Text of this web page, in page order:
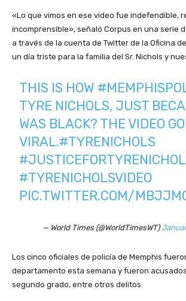
«Lo que vimos en ese video fue indefendible,
incomprensible», señaló Corpus en una serie
a través de la cuenta de Twitter de la Oficina
un día triste para la familia del Sr. Nichols y
THIS IS HOW
TYRE NICHOLS, JUST
WAS BLACK? THE VIDEO
VIRAL.#TYRENICHOLS
#TYRENICHOLSVIDEO
PIC.TWITTER.COM/
— World Times (@WorldTimesWT)
Los cinco oficiales de policía de Memphis
departamento esta semana y fueron
segundo grado, entre otros delitos.